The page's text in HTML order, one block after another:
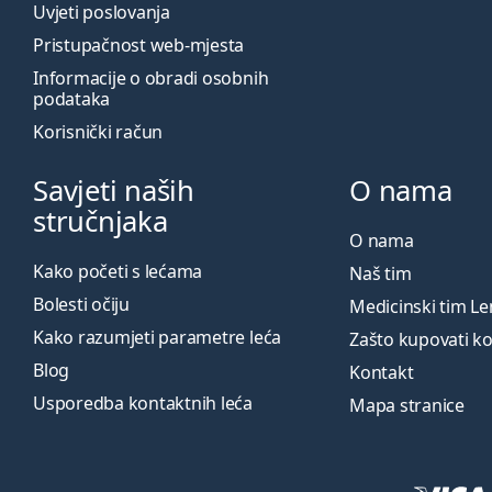
Uvjeti poslovanja
Pristupačnost web-mjesta
Informacije o obradi osobnih
podataka
Korisnički račun
Savjeti naših
stručnjaka
Kako početi s lećama
Bolesti očiju
Kako razumjeti parametre leća
Blog
Usporedba kontaktnih leća
O nama
O nama
Naš tim
Medicinski tim
Zašto kupovati
Kontakt
Mapa stranice